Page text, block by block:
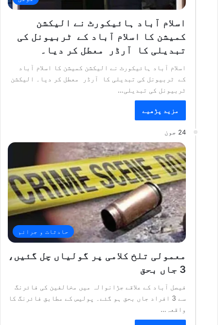
اسلام آباد ہائیکورٹ نے الیکشن
کمیشن کا اسلام آباد کے ٹربیونل کی
تبدیلی کا آرڈر معطل کر دیا۔
اسلام آباد ہائیکورٹ نے الیکشن کمیشن کا اسلام آباد
کے ٹربیونل کی تبدیلی کا آرڈر معطل کر دیا۔ الیکشن
ٹربیونل کی تبدیلی…
مزید پڑھیے
24 جون
حادثات و جرائم
معمولی تلخ کلامی پر گولیاں چل گئیں،
3 جاں بحق
فیصل آباد کے علاقے جڑانوالہ میں مخالفین کی فائرنگ
سے 3 افراد جاں بحق ہو گئے۔ پولیس کے مطابق فائرنگ کا
واقعہ…